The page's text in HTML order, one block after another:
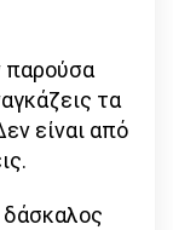
παρούσα
τα
είναι από
δάσκαλος